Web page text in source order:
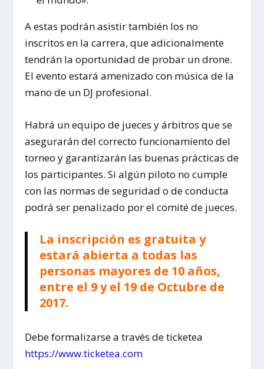
A estas podrán asistir también los no
inscritos en la carrera, que adicionalmente
tendrán la oportunidad de probar un drone.
El evento estará amenizado con música de la
mano de un DJ profesional.
Habrá un equipo de jueces y árbitros que se
asegurarán del correcto funcionamiento del
torneo y garantizarán las buenas prácticas de
los participantes. Si algún piloto no cumple
con las normas de seguridad o de conducta
podrá ser penalizado por el comité de jueces.
La inscripción es gratuita y
estará abierta a todas las
personas mayores de 10 años,
entre el 9 y el 19 de Octubre de
2017.
Debe formalizarse a través de ticketea
https://www.ticketea.com